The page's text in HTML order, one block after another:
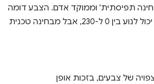
תפיסתית' וממוקד אדם. הצבע דומה
לרוויה. הערך שלו יכול לנוע בין 0 ל-230, אבל מבחינה טכנית
של צבעים, בזכות אופן